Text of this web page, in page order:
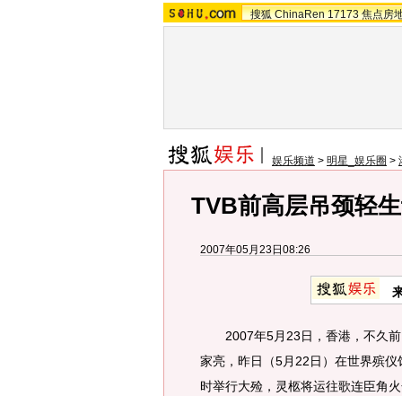
搜狐 ChinaRen 17173 焦点房
娱乐频道 > 明星_娱乐圈 >
TVB前高层吊颈轻
2007年05月23日08:26
2007年5月23日，香港，不久前
家亮，昨日（5月22日）在世界殡
时举行大殓，灵柩将运往歌连臣角